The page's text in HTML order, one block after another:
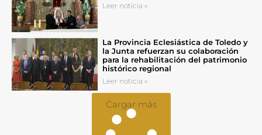
Leer noticia »
La Provincia Eclesiástica de Toledo y
la Junta refuerzan su colaboración
para la rehabilitación del patrimonio
histórico regional
Leer noticia »
Cargar más